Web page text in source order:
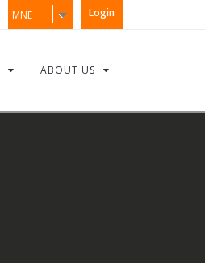
Login
MNE
ABOUT US